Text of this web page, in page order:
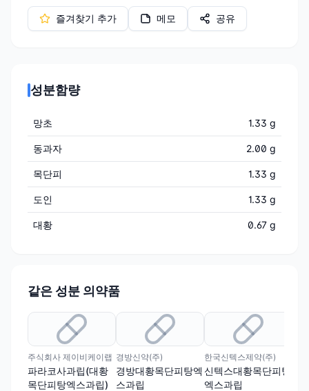
즐겨찾기 추가 메모 공유
성분함량
망초 1.33 g
동과자 2.00 g
목단피 1.33 g
도인 1.33 g
대황 0.67 g
같은 성분 의약품
주식회사 제이비케이랩
파라코사과립(대황
목단피탕엑스과립)
경방신약(주)
경방대황목단피탕엑
스과립
한국신텍스제약(주)
신텍스대황목단피탕
엑스과립